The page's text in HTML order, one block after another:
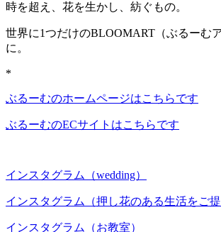
時を超え、花を生かし、紡ぐもの。
世界に1つだけのBLOOMART（ぶるーむ
に。
*
ぶるーむのホームページはこちらです
ぶるーむのECサイトはこちらです
インスタグラム（wedding）
インスタグラム（押し花のある生活をご提
インスタグラム（お教室）